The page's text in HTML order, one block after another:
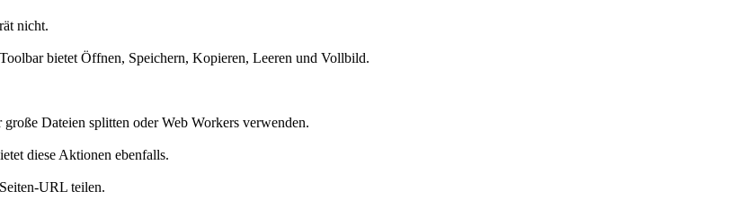
nicht.
bietet Öffnen, Speichern, Kopieren, Leeren und Vollbild.
Dateien splitten oder Web Workers verwenden.
diese Aktionen ebenfalls.
teilen.